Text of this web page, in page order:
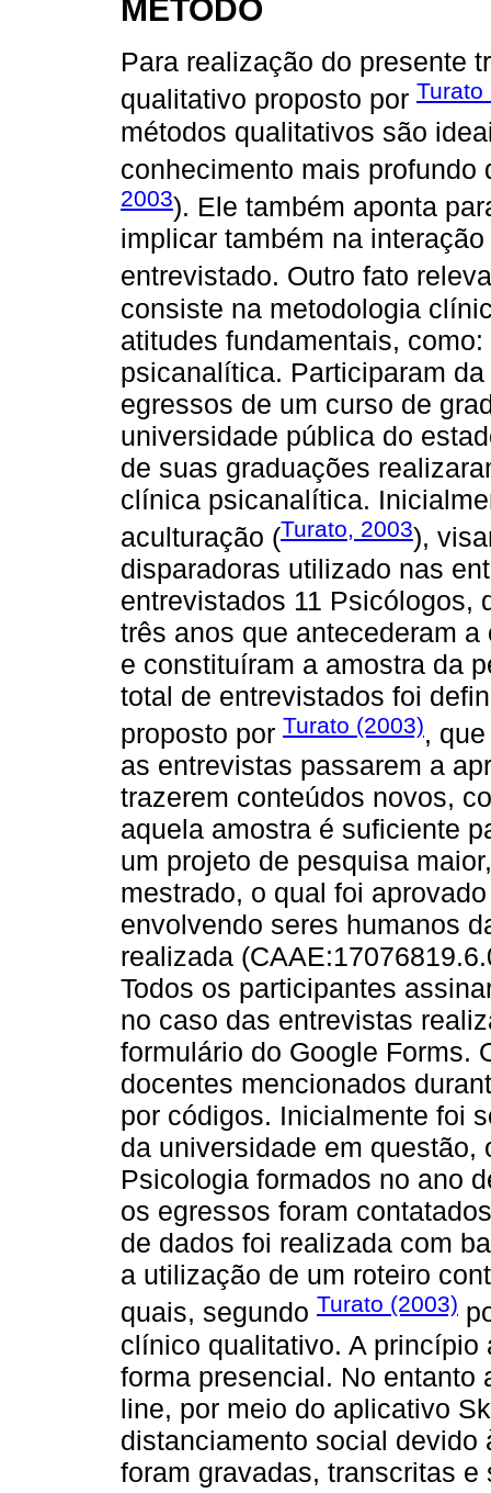
MÉTODO
Para realização do presente
qualitativo proposto por Turato
métodos qualitativos são
conhecimento mais profundo
2003). Ele também aponta
implicar também na
entrevistado. Outro fato
consiste na metodologia
atitudes fundamentais,
psicanalítica. Participaram
egressos de um curso de
universidade pública do
de suas graduações
clínica psicanalítica.
aculturação (Turato, 2003),
disparadoras utilizado nas
entrevistados 11 Psicólogos,
três anos que antecederam
e constituíram a amostra da
total de entrevistados foi
proposto por Turato (2003),
as entrevistas passarem a
trazerem conteúdos novos,
aquela amostra é suficiente
um projeto de pesquisa
mestrado, o qual foi
envolvendo seres humanos
realizada
Todos os participantes
no caso das entrevistas
formulário do Google Forms.
docentes mencionados
por códigos. Inicialmente foi
da universidade em
Psicologia formados no ano
os egressos foram
de dados foi realizada com
a utilização de um roteiro
quais, segundo Turato (2003)
clínico qualitativo. A
forma presencial. No entanto
line, por meio do aplicativo
distanciamento social devido
foram gravadas, transcritas